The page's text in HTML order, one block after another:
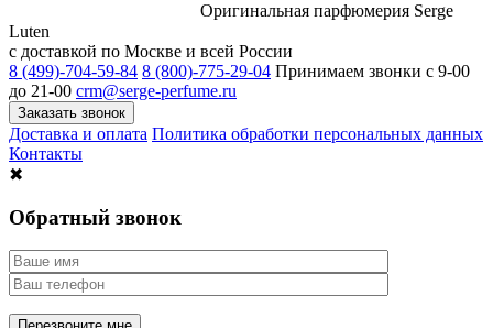
Оригинальная парфюмерия Serge
Luten
с доставкой по Москве и всей России
8 (499)-704-59-84 8 (800)-775-29-04 Принимаем звонки c 9-00
до 21-00 crm@serge-perfume.ru
Заказать звонок
Доставка и оплата Политика обработки персональных данных
Контакты
✖
Обратный звонок